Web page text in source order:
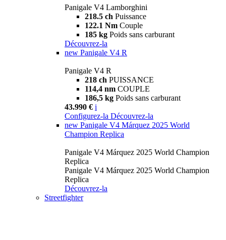
Panigale V4 Lamborghini
218.5 ch Puissance
122.1 Nm Couple
185 kg Poids sans carburant
Découvrez-la
new Panigale V4 R
Panigale V4 R
218 ch PUISSANCE
114,4 nm COUPLE
186,5 kg Poids sans carburant
43.990 € i
Configurez-la Découvrez-la
new Panigale V4 Márquez 2025 World
Champion Replica
Panigale V4 Márquez 2025 World Champion
Replica
Panigale V4 Márquez 2025 World Champion
Replica
Découvrez-la
Streetfighter